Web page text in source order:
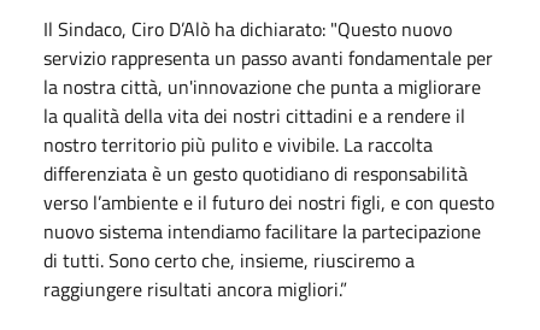
Il Sindaco, Ciro D’Alò ha dichiarato: "Questo nuovo
servizio rappresenta un passo avanti fondamentale per
la nostra città, un'innovazione che punta a migliorare
la qualità della vita dei nostri cittadini e a rendere il
nostro territorio più pulito e vivibile. La raccolta
differenziata è un gesto quotidiano di responsabilità
verso l’ambiente e il futuro dei nostri figli, e con questo
nuovo sistema intendiamo facilitare la partecipazione
di tutti. Sono certo che, insieme, riusciremo a
raggiungere risultati ancora migliori.”